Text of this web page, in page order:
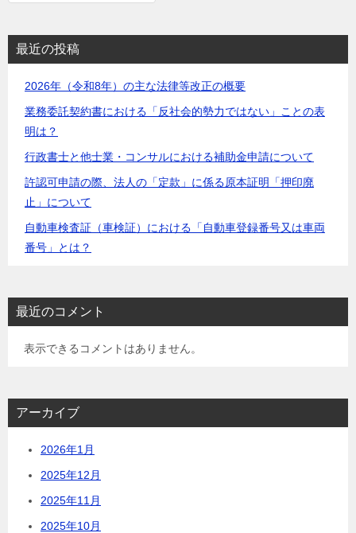
最近の投稿
2026年（令和8年）の主な法律等改正の概要
業務委託契約書における「反社会的勢力ではない」ことの表
明は？
行政書士と他士業・コンサルにおける補助金申請について
許認可申請の際、法人の「定款」に係る原本証明「押印廃
止」について
自動車検査証（車検証）における「自動車登録番号又は車両
番号」とは？
最近のコメント
表示できるコメントはありません。
アーカイブ
2026年1月
2025年12月
2025年11月
2025年10月